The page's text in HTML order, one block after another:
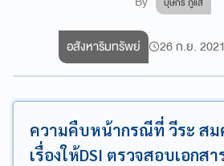
อสังหาริมทรัพย์ 26 ก.ย.
ความคืบหน้ากรณีที่ วีระ สม
เรื่องให้DSI ตรวจสอบเอกส